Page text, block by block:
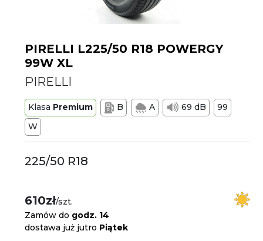
PIRELLI L225/50 R18 POWERGY
99W XL
PIRELLI
Klasa Premium B A 69 dB
99
W
225/50 R18
610zł/szt.
Zamów do godz. 14
dostawa już jutro Piątek